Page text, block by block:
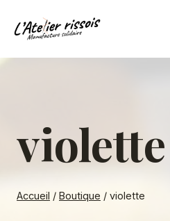
violette
Accueil / Boutique / violette